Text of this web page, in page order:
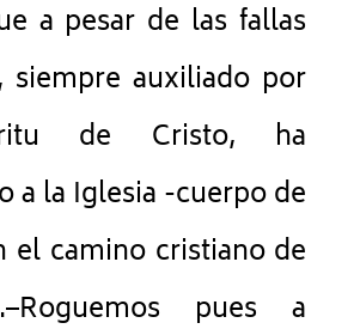
a pesar de las fallas
siempre auxiliado por
de Cristo, ha
a la Iglesia -cuerpo de
el camino cristiano de
pues a